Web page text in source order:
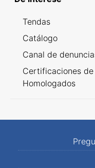
Tendas
Catálogo
Canal de
Certificaciones
Homologados